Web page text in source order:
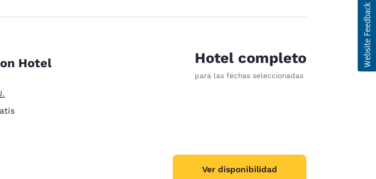
Hotel
reseñas
Hotel completo
para las fechas seleccionadas
Ver disponibilidad